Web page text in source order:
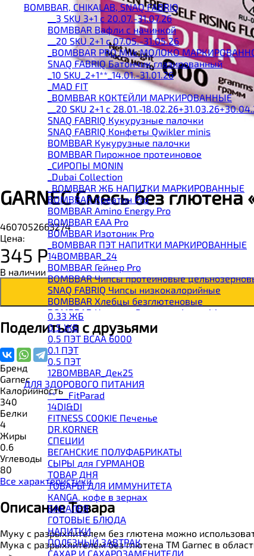
BOMBBAR, CHIKALAB, SNAQ FABRIQ
__3 SKU 3+1 с 20.07.-31.07.26
BOMBBAR Вафли с начинкой
__20 SKU 2+1 с 07.05.-31.05.26
_BOMBBAR PRO Milk МОЛОКО
SNAQ FABRIQ Батончик глазированный
_10 SKU_2+1**_14.01.-31.01.26
_MAD FIT
_BOMBBAR КОКТЕЙЛИ МАРКИРОВАННЫЕ
__20 SKU 2+1 с 28.01.-
SNAQ FABRIQ Кукурузные палочки
SNAQ FABRIQ Конфеты Qwikler minis
BOMBBAR Кукурузные палочки
BOMBBAR Пирожное протеиновое
_CИРОПЫ MONIN
_Dubai Collection
_BOMBBAR ЖБ НАПИТКИ МАРКИРОВАННЫЕ
BOMBBAR Креатин Pro
BOMBBAR Amino Energy Pro
BOMBBAR EAA Pro
BOMBBAR Изотоник Pro
_BOMBBAR ПЭТ НАПИТКИ МАРКИРОВАННЫЕ
14BOMBBAR_24
BOMBBAR Гейнер Pro
BOMBBAR Чипсы протеиновые
SNAQ FABRIQ Чипсы низкокалорийные
BOMBBAR Хлебцы безглютеновые
BOMBBAR Напиток Гуарана и L-carnitine
BOMBBAR Напиток с BCAA
CHIKALAB Витамины, минералы, пищевые
BOMBBAR Смесь для приготовления
CHIKALAB Коктейль коллагеновый
SNAQ FABRIQ Паста
SNAQ FABRIQ Шоколад без сахара
CHIKALAB Шоколад без сахара
SNAQ FABRIQ Драже в шоколаде без сахара
CHIKALAB Драже в шоколаде без сахара
BOMBBAR Каша овсяная с белком
BOMBBAR Джем низкокалорийный
BOMBBAR Сахарозаменитель
BOMBBAR Паста
CHIKALAB Паста
CHIKALAB Смеси для выпечки
BOMBBAR Смеси для выпечки
BOMBBAR Соус
BOMBBAR Сладкий топпинг
BOMBBAR Макароны без глютена Fusilli
SNAQ FABRIQ Панкейк
BOMBBAR Панкейк протеиновый
0.33 ЖБ
0.5 ЖБ
0.5 ПЭТ ВСАА 6000
0.1 ПЭТ
0.5 ПЭТ
12BOMBBAR_Дек25
ДЛЯ ЗДОРОВОГО ПИТАНИЯ
**___FitParad
14DI&DI
FITNESS COOKIE Печенье
DR.KORNER
СПЕЦИИ
ВЕГАНСКИЕ ПОЛУФАБРИКАТЫ
СЫРЫ для ГУРМАНОВ
TОВАР ДНЯ
TОВАРЫ ДЛЯ ИММУНИТЕТА
КANGA, кофе в зернах
БАКАЛЕЯ
ГОТОВЫЕ БЛЮДА
НАПИТКИ
ПОЛЕЗНЫЙ ЗАВТРАК
САХАР И САХАРОЗАМЕНИТЕЛИ
GARNEC Смесь без
4607052663274
Цена:
345 Р
В наличии
Поделиться с друзьями
Бренд
Garnec
Калорийность
340
Белки
4
Жиры
0.6
Углеводы
80
Все характеристики
Описание Товара
Муку с разрыхлителем без глютена можно
Мука с разрыхлителем без глютена ТМ Garnec в